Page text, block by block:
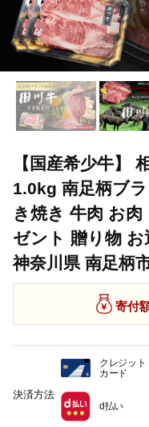
【国産希少牛】
1.0kg 南足柄ブ
き焼き 牛肉 お
ゼント 贈り物 お
神奈川県 南足柄市
寄付
決済方法
クレジット
カード
d払い